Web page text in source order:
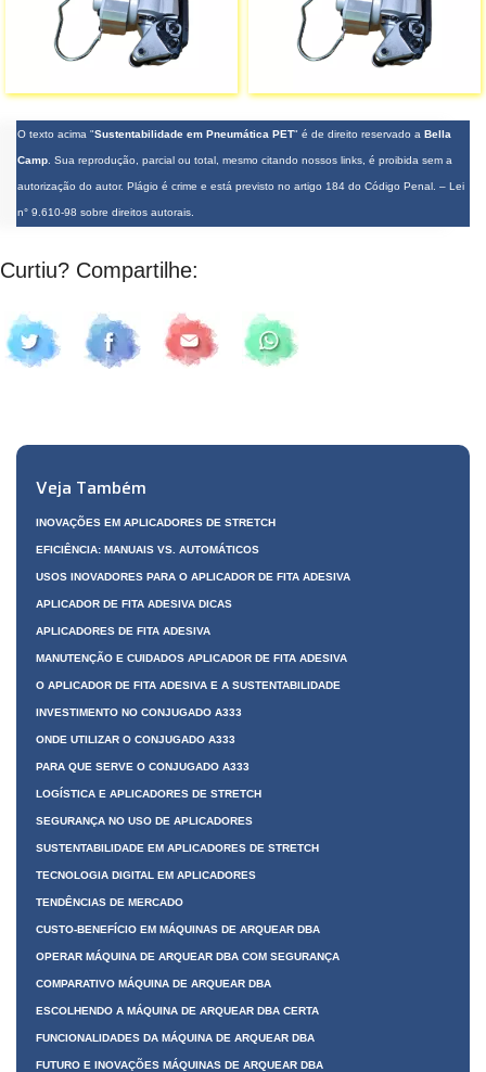
O texto acima "Sustentabilidade em Pneumática PET" é de direito reservado a Bella
Camp . Sua reprodução, parcial ou total, mesmo citando nossos links, é proibida sem a
autorização do autor. Plágio é crime e está previsto no artigo 184 do Código Penal. – Lei
n° 9.610-98 sobre direitos autorais
Curtiu? Compartilhe:
Veja Também
INOVAÇÕES EM APLICADORES DE STRETCH
EFICIÊNCIA: MANUAIS VS. AUTOMÁTICOS
USOS INOVADORES PARA O APLICADOR DE FITA ADESIVA
APLICADOR DE FITA ADESIVA DICAS
APLICADORES DE FITA ADESIVA
MANUTENÇÃO E CUIDADOS APLICADOR DE FITA ADESIVA
O APLICADOR DE FITA ADESIVA E A SUSTENTABILIDADE
INVESTIMENTO NO CONJUGADO A333
ONDE UTILIZAR O CONJUGADO A333
PARA QUE SERVE O CONJUGADO A333
LOGÍSTICA E APLICADORES DE STRETCH
SEGURANÇA NO USO DE APLICADORES
SUSTENTABILIDADE EM APLICADORES DE STRETCH
TECNOLOGIA DIGITAL EM APLICADORES
TENDÊNCIAS DE MERCADO
CUSTO-BENEFÍCIO EM MÁQUINAS DE ARQUEAR DBA
OPERAR MÁQUINA DE ARQUEAR DBA COM SEGURANÇA
COMPARATIVO MÁQUINA DE ARQUEAR DBA
ESCOLHENDO A MÁQUINA DE ARQUEAR DBA CERTA
FUNCIONALIDADES DA MÁQUINA DE ARQUEAR DBA
FUTURO E INOVAÇÕES MÁQUINAS DE ARQUEAR DBA